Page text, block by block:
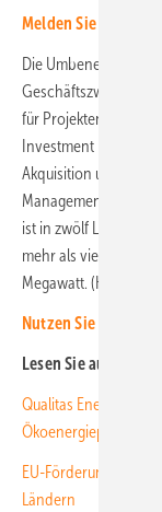
Melden Sie sich
Die Umbenennung
Geschäftszweigs in
für
Investment bietet
Akquisition und
Management für
ist in zwölf Ländern
mehr als vier
Megawatt. (HS)
Nutzen Sie unseren
Lesen Sie auch:
Qualitas Energy
Ökoenergieprojekte
EU-Förderung:
Ländern